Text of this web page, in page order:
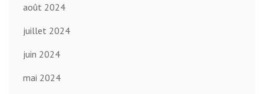
août 2024
juillet 2024
juin 2024
mai 2024